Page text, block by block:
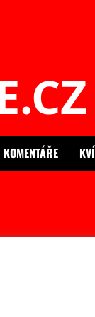
KOMENTÁŘE